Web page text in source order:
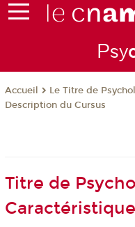
Psy
Accueil
Le Titre de
Description du Cursus
Titre de